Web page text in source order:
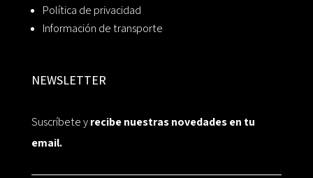
Política de privacidad
Información de transporte
NEWSLETTER
Suscríbete yrecibe nuestras novedades en tu
email.